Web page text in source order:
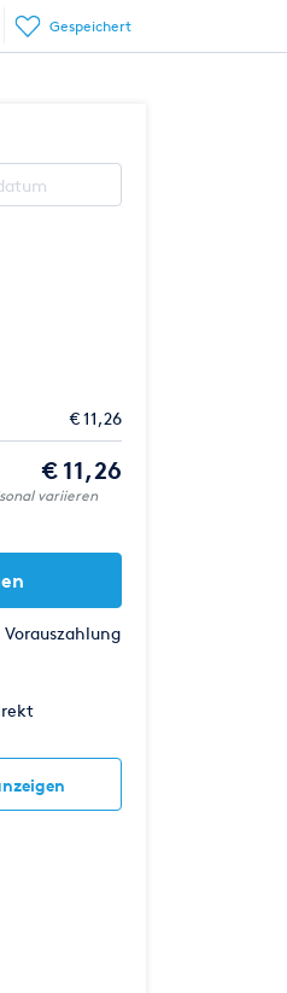
Gespeichert
€ 11,26
€ 11,26
variieren
Vorauszahlung